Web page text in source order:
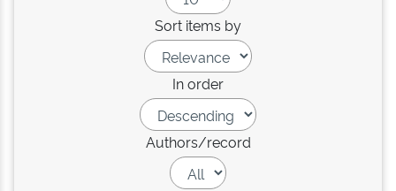
Sort items by
In order
Authors/record